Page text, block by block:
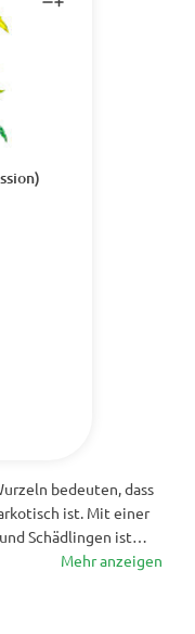
bedeuten, dass
ist. Mit einer
Schädlingen ist
- sie
kurze Pflanze sehr
Mehr anzeigen